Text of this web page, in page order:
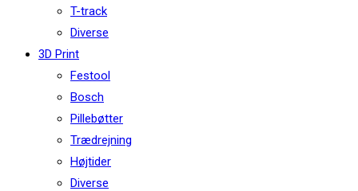
T-track
Diverse
3D Print
Festool
Bosch
Pillebøtter
Trædrejning
Højtider
Diverse